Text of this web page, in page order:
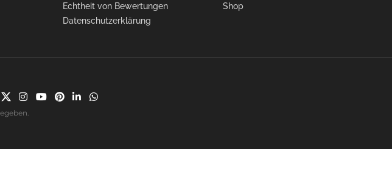
Echtheit von Bewertungen
Datenschutzerklärung
Shop